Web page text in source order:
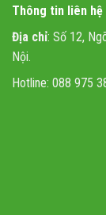
Thông tin liên hệ
Địa chỉ: Số 12,
Nội.
Hotline: 088 975